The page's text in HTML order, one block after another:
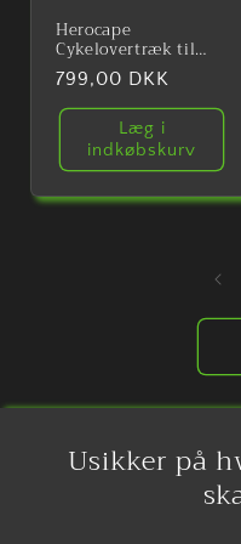
Herocape
Cykelovertræk til
Ladcykel
Normalpris
799,00 DKK
Læg i
indkøbskurv
Usikker på